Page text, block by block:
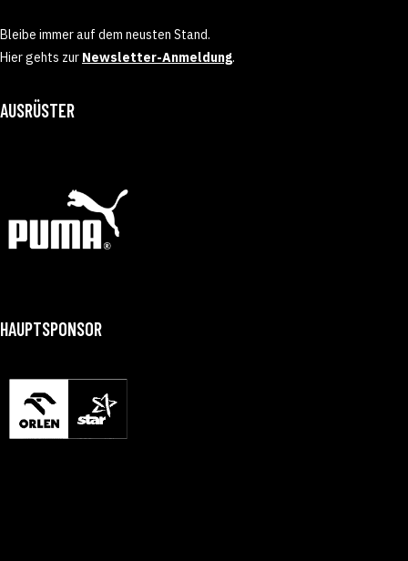
Bleibe immer auf dem neusten Stand.
Hier gehts zur Newsletter-Anmeldung.
AUSRÜSTER
HAUPTSPONSOR